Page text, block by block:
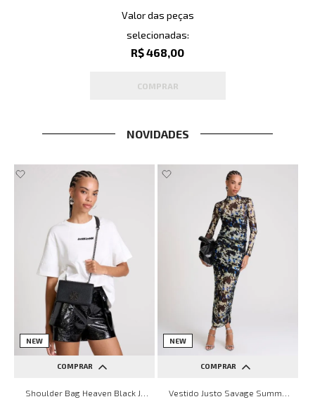
Valor das peças
selecionadas:
R$ 468,00
COMPRAR
NOVIDADES
NEW
COMPRAR
UN
NEW
COMPRAR
PP P M G